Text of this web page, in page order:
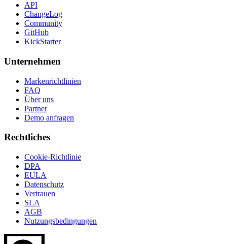
API
ChangeLog
Community
GitHub
KickStarter
Unternehmen
Markenrichtlinien
FAQ
Über uns
Partner
Demo anfragen
Rechtliches
Cookie-Richtlinie
DPA
EULA
Datenschutz
Vertrauen
SLA
AGB
Nutzungsbedingungen